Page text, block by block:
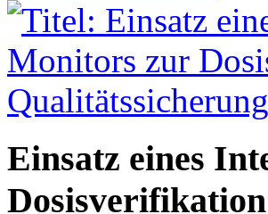
Einsatz eines